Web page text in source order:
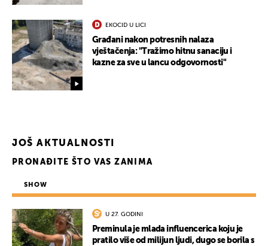
EKOCID U LICI
Građani nakon potresnih nalaza
vještačenja: "Tražimo hitnu sanaciju i
kazne za sve u lancu odgovornosti"
JOŠ AKTUALNOSTI
PRONAĐITE ŠTO VAS ZANIMA
SHOW
U 27. GODINI
Preminula je mlada influencerica koju je
pratilo više od milijun ljudi, dugo se borila s
UKLJUČITE NOTIFIKACIJE